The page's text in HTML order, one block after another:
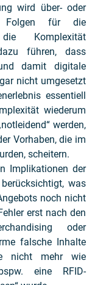
wird über- oder
Folgen für die
Komplexität
führen, dass
damit digitale
nicht umgesetzt
essentiell
wiederum
werden,
Vorhaben, die im
scheitern.
Implikationen der
was
noch nicht
erst nach den
oder
falsche Inhalte
nicht mehr wie
eine RFID-